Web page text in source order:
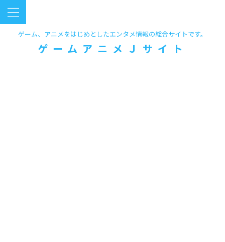
ゲーム、アニメをはじめとしたエンタメ情報の総合サイトです。
ゲームアニメＪサイト